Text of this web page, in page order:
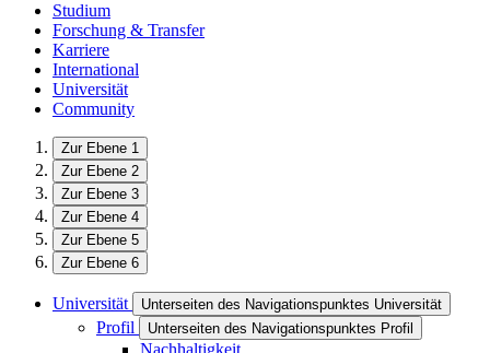
Studium
Forschung & Transfer
Karriere
International
Universität
Community
Zur Ebene 1
Zur Ebene 2
Zur Ebene 3
Zur Ebene 4
Zur Ebene 5
Zur Ebene 6
Universität Unterseiten des Navigationspunktes Universität
Profil Unterseiten des Navigationspunktes Profil
Nachhaltigkeit